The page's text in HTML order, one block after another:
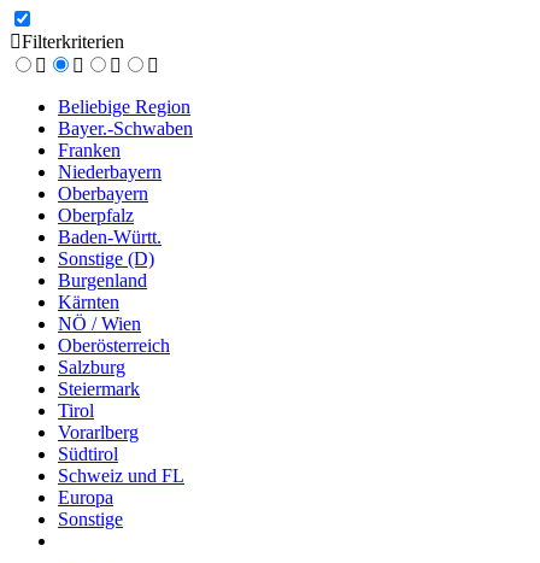
Filterkriterien
Beliebige Region
Bayer.-Schwaben
Franken
Niederbayern
Oberbayern
Oberpfalz
Baden-Württ.
Sonstige (D)
Burgenland
Kärnten
NÖ / Wien
Oberösterreich
Salzburg
Steiermark
Tirol
Vorarlberg
Südtirol
Schweiz und FL
Europa
Sonstige